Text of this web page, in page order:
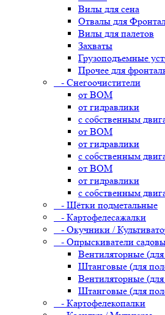
Вилы для сена
Отвалы для
Вилы для палетов
Захваты
Грузоподъемные
Прочее для
- Снегоочистители
от ВОМ
от гидравлики
с собственным
от ВОМ
от гидравлики
с собственным
от ВОМ
от гидравлики
с собственным
- Щётки подметальные
- Картофелесажалки
- Окучники /
- Опрыскиватели
Вентиляторные (для
Штанговые (для
Вентиляторные (для
Штанговые (для
- Картофелекопалки